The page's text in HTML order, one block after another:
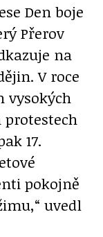
Den boje
Přerov
na
V roce
vysokých
17.
pokojně
uvedl